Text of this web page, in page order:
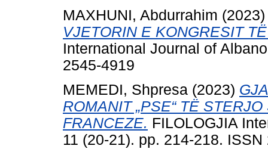
MAXHUNI, Abdurrahim
VJETORIN E KONGRESIT
International Journal of
2545-4919
MEMEDI, Shpresa (2023)
ROMANIT „PSE“ TË
FRANCEZE. FILOLOGJIA
11 (20-21). pp. 214-218. ISSN